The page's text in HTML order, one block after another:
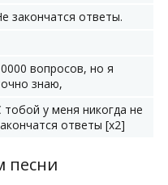
закончатся ответы.
вопросов, но я
знаю,
тобой у меня никогда не
ответы [x2]
песни